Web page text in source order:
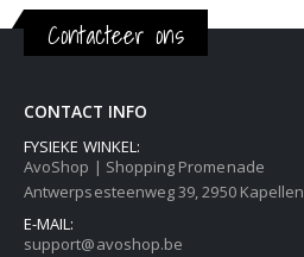
Contacteer ons
CONTACT INFO
FYSIEKE WINKEL:
AvoShop | Shopping Promenade
Antwerpsesteenweg 39, 2950 Kapellen
E-MAIL:
support@avoshop.be